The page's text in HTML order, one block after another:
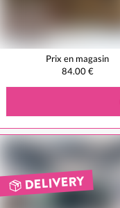
Prix en magasin
84.00 €
DELIVERY